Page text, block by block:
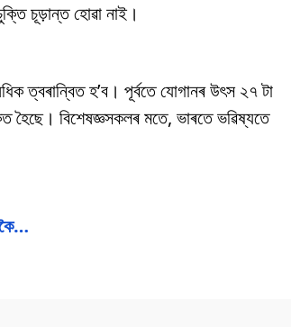
চূড়ান্ত হোৱা নাই।
ত্বৰান্বিত হ’ব। পূৰ্বতে যোগানৰ উৎস ২৭ টা
বিশেষজ্ঞসকলৰ মতে, ভাৰতে ভৱিষ্যতে